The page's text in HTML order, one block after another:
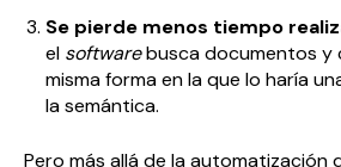
Se pierde menos tiempo
el softwarebusca documentos y
misma forma en la que lo haría
la semántica.
Pero más allá de la automatización